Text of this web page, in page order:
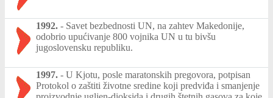
1992. - Savet bezbednosti UN, na zahtev Makedonije,
odobrio upućivanje 800 vojnika UN u tu bivšu
jugoslovensku republiku.
1997. - U Kjotu, posle maratonskih pregovora, potpisan
Protokol o zaštiti životne sredine koji predviđa i smanjenje